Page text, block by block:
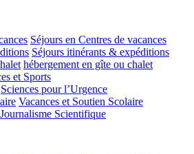
Séjours en Centres de vacances
Séjours itinérants & expéditions
hébergement en gîte ou chalet
et Sports
Sciences pour l’Urgence
Vacances et Soutien Scolaire
Journalisme Scientifique